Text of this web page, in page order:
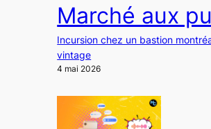
Marché aux
Incursion chez un bastion
vintage
4 mai 2026